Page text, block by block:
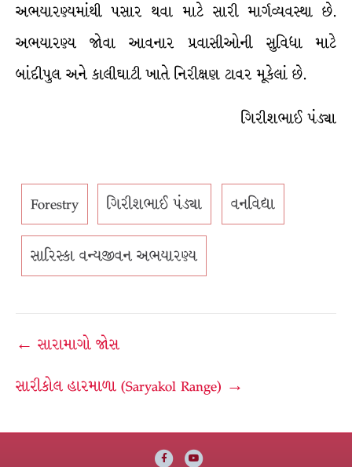
અભયારણ્યમાંથી પસાર થવા માટે સારી માર્ગવ્યવસ્થા છે.
અભયારણ્ય જોવા આવનાર પ્રવાસીઓની સુવિધા માટે
બાંદીપુલ અને કાલીઘાટી ખાતે નિરીક્ષણ ટાવર મૂકેલાં છે.
ગિરીશભાઈ પંડ્યા
Forestry ગિરીશભાઈ પંડ્યા વનવિદ્યા
સારિસ્કા વન્યજીવન અભયારણ્ય
Post
navigation
← સારામાગો જોસ
સારીકોલ હારમાળા (Saryakol Range) →
FacebookYoutube